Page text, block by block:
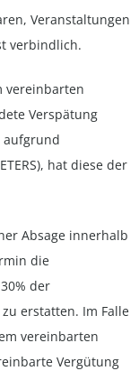
Veranstaltungen
verbindlich.
vereinbarten
Verspätung
aufgrund
hat diese der
Absage innerhalb
die
der
erstatten. Im Falle
vereinbarten
Vergütung